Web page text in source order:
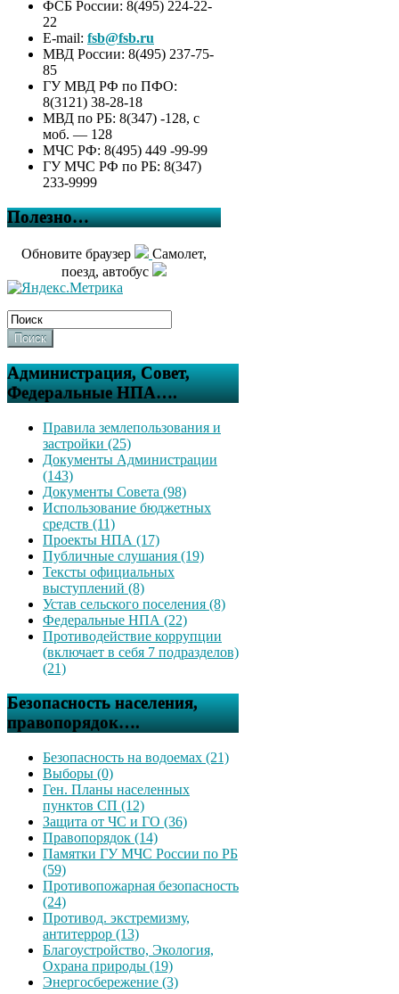
ФСБ России: 8(495) 224-22-
22
E-mail: fsb@fsb.ru
МВД России: 8(495) 237-75-
85
ГУ МВД РФ по ПФО:
8(3121) 38-28-18
МВД по РБ: 8(347) -128, с
моб. — 128
МЧС РФ: 8(495) 449 -99-99
ГУ МЧС РФ по РБ: 8(347)
233-9999
Полезно…
Обновите браузер
Самолет,
поезд, автобус
Поиск
Администрация, Совет,
Федеральные НПА….
Правила землепользования и
застройки (25)
Документы Администрации
(143)
Документы Совета (98)
Использование бюджетных
средств (11)
Проекты НПА (17)
Публичные слушания (19)
Тексты официальных
выступлений (8)
Устав сельского поселения (8)
Федеральные НПА (22)
Противодействие коррупции
(включает в себя 7 подразделов)
(21)
Безопасность населения,
правопорядок….
Безопасность на водоемах (21)
Выборы (0)
Ген. Планы населенных
пунктов СП (12)
Защита от ЧС и ГО (36)
Правопорядок (14)
Памятки ГУ МЧС России по РБ
(59)
Противопожарная безопасность
(24)
Противод. экстремизму,
антитеррор (13)
Благоустройство, Экология,
Охрана природы (19)
Энергосбережение (3)